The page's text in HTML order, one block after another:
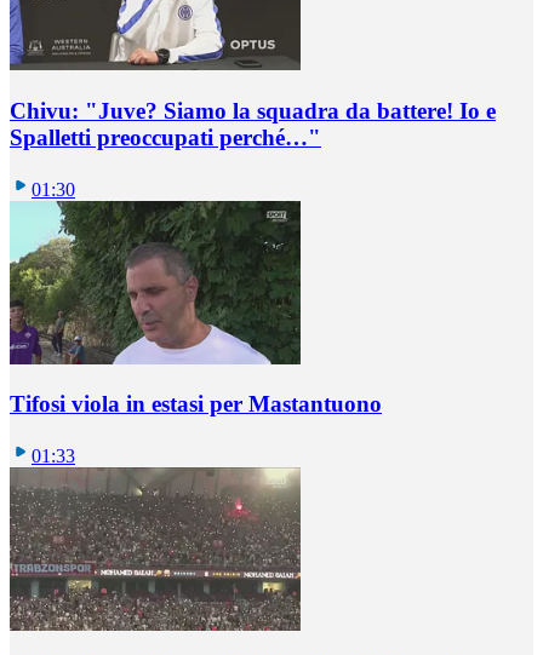
Chivu: "Juve? Siamo la squadra da battere! Io e
Spalletti preoccupati perché…"
01:30
Tifosi viola in estasi per Mastantuono
01:33